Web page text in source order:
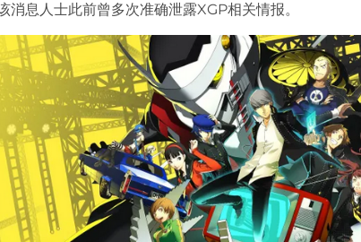
息人士此前曾多次准确泄露XGP相关情报。